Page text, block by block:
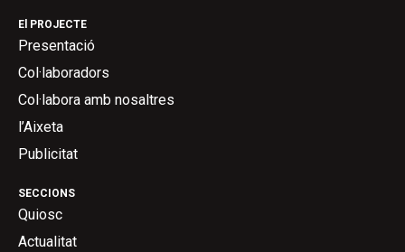
SECCIONS
Quiosc
Actualitat
El PROJECTE
Presentació
Col·laboradors
Col·labora amb nosaltres
l’Aixeta
Publicitat